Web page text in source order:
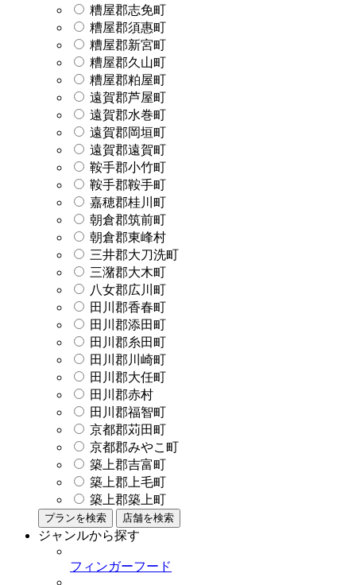
糟屋郡志免町
糟屋郡須惠町
糟屋郡新宮町
糟屋郡久山町
糟屋郡粕屋町
遠賀郡芦屋町
遠賀郡水巻町
遠賀郡岡垣町
遠賀郡遠賀町
鞍手郡小竹町
鞍手郡鞍手町
嘉穂郡桂川町
朝倉郡筑前町
朝倉郡東峰村
三井郡大刀洗町
三潴郡大木町
八女郡広川町
田川郡香春町
田川郡添田町
田川郡糸田町
田川郡川崎町
田川郡大任町
田川郡赤村
田川郡福智町
京都郡苅田町
京都郡みやこ町
築上郡吉富町
築上郡上毛町
築上郡築上町
プランを検索 店舗を検索
ジャンルから探す
フィンガーフード